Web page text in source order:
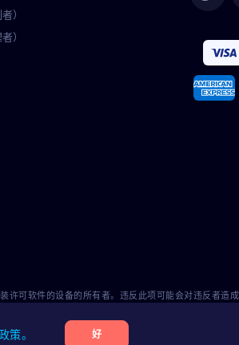
）
）
Español
Français
可软件的设备的所有者。违反此项可能会对违反者造
策。 好